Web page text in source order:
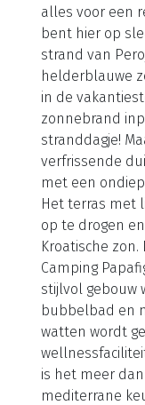
alles voor een
bent hier op
strand van
helderblauwe
in de
zonnebrand
stranddagje!
verfrissende
met een
Het terras met
op te drogen
Kroatische
Camping
stijlvol gebouw
bubbelbad en
watten wordt
is het meer
mediterrane